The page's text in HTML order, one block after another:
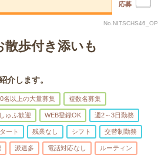
応募
No.NITSCHS46_OP
散歩付き添いも
します。
名以上の大量募集 複数名募集
しゅふ歓迎 WEB登録OK 週2～3日勤務
ート 残業なし シフト 交替制勤務
派遣多 電話対応なし ルーティン